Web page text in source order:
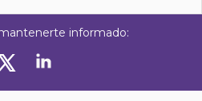
informado: